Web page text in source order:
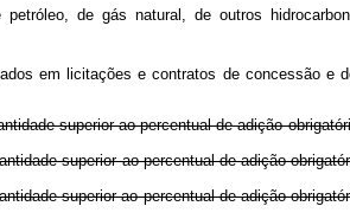
de gás natural, de outros
em licitações e contratos de
superior ao percentual de adição
superior ao percentual de adição
superior ao percentual de adição